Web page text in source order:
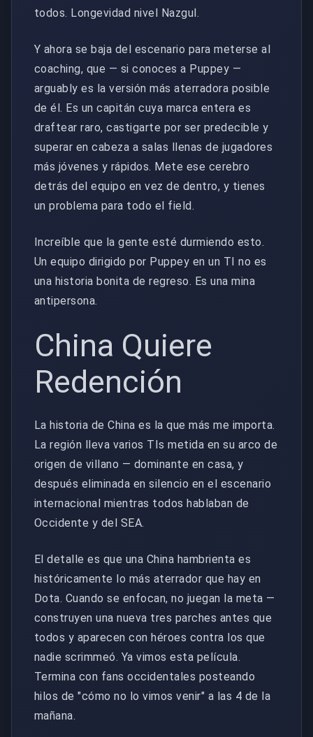
todos. Longevidad nivel Nazgul.
Y ahora se baja del escenario para meterse al
coaching, que — si conoces a Puppey —
arguably es la versión más aterradora posible
de él. Es un capitán cuya marca entera es
draftear raro, castigarte por ser predecible y
superar en cabeza a salas llenas de jugadores
más jóvenes y rápidos. Mete ese cerebro
detrás del equipo en vez de dentro, y tienes
un problema para todo el field.
Increíble que la gente esté durmiendo esto.
Un equipo dirigido por Puppey en un TI no es
una historia bonita de regreso. Es una mina
antipersona.
China Quiere
Redención
La historia de China es la que más me importa.
La región lleva varios TIs metida en su arco de
origen de villano — dominante en casa, y
después eliminada en silencio en el escenario
internacional mientras todos hablaban de
Occidente y del SEA.
El detalle es que una China hambrienta es
históricamente lo más aterrador que hay en
Dota. Cuando se enfocan, no juegan la meta —
construyen una nueva tres parches antes que
todos y aparecen con héroes contra los que
nadie scrimmeó. Ya vimos esta película.
Termina con fans occidentales posteando
hilos de "cómo no lo vimos venir" a las 4 de la
mañana.